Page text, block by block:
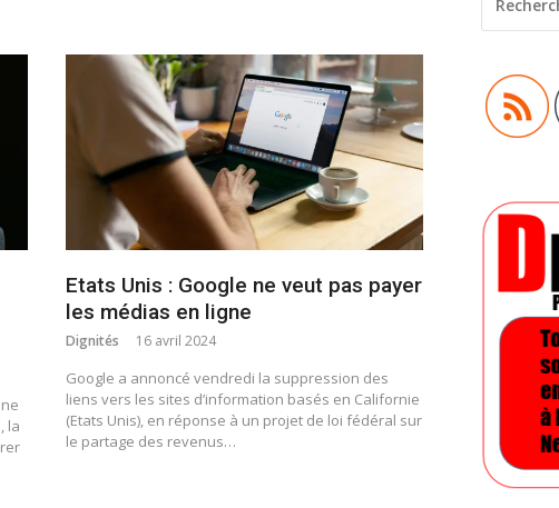
la
Etats Unis : Google ne veut pas payer
les médias en ligne
Dignités 16 avril 2024
Google a annoncé vendredi la suppression des
liens vers les sites d’information basés en Californie
(Etats Unis), en réponse à un projet de loi fédéral sur
le partage des revenus…
POUR
: